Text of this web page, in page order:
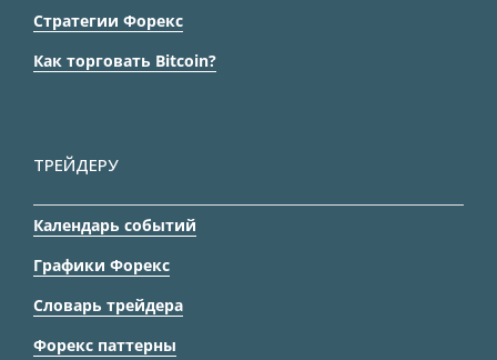
Стратегии Форекс
Как торговать Bitcoin?
ТРЕЙДЕРУ
Календарь событий
Графики Форекс
Словарь трейдера
Форекс паттерны